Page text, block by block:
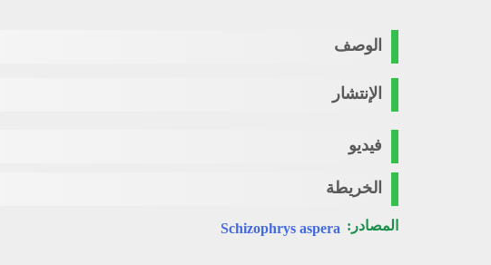
الوصف
الإنتشار
فيديو
الخريطة
المصادر: Schizophrys aspera